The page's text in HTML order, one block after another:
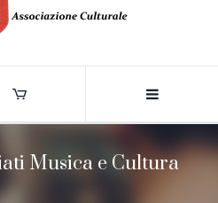
Musica e Cultura